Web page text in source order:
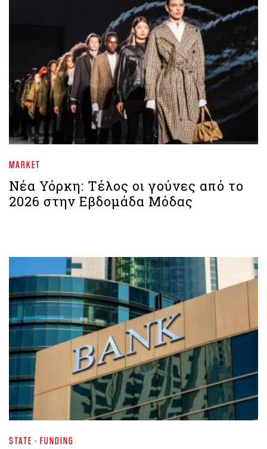
MARKET
Νέα Υόρκη: Τέλος οι γούνες από το
2026 στην Εβδομάδα Μόδας
STATE - FUNDING